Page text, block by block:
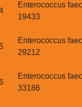
Enterococcus
19433
Enterococcus
29212
Enterococcus
33186